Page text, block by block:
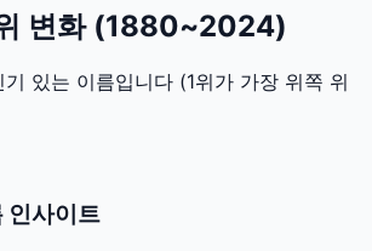
변화 (1880~2024)
있는 이름입니다 (1위가 가장 위쪽 위
인사이트